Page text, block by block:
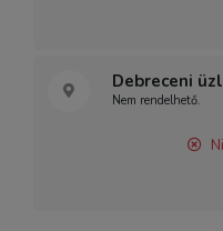
Debreceni
Nem rendelhető.